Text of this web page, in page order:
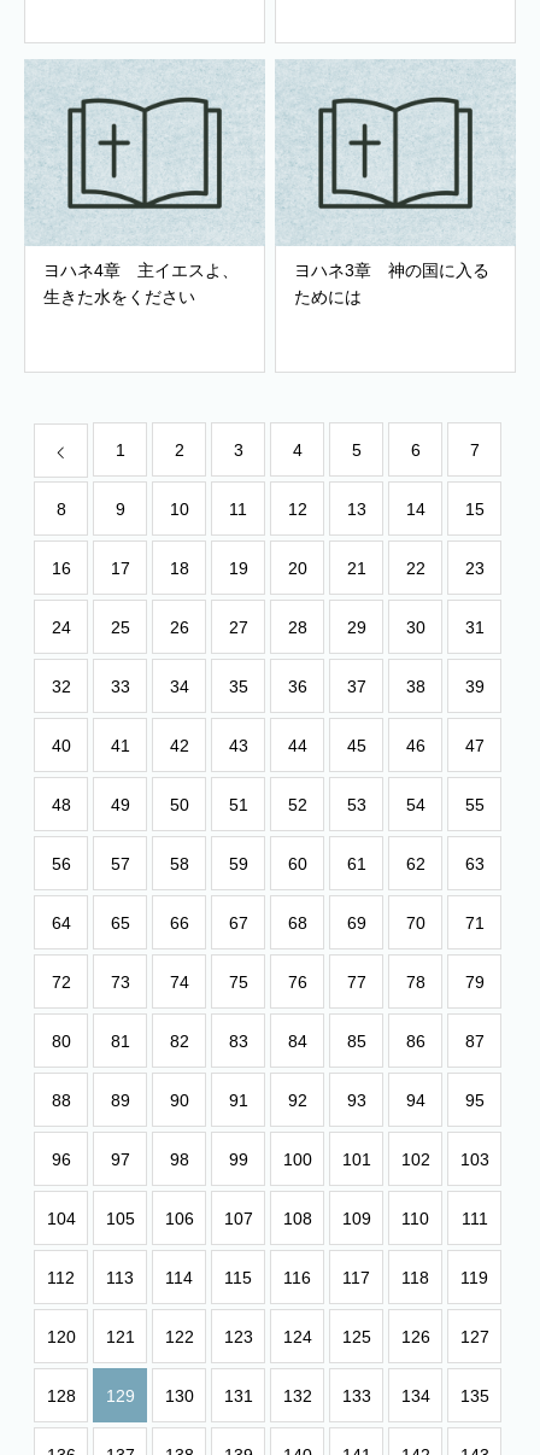
ヨハネ4章 主イエスよ、
生きた水をください
ヨハネ3章 神の国に入る
ためには
1 2 3 4 5 6 7
8 9 10 11 12 13 14 15
16 17 18 19 20 21 22 23
24 25 26 27 28 29 30 31
32 33 34 35 36 37 38 39
40 41 42 43 44 45 46 47
48 49 50 51 52 53 54 55
56 57 58 59 60 61 62 63
64 65 66 67 68 69 70 71
72 73 74 75 76 77 78 79
80 81 82 83 84 85 86 87
88 89 90 91 92 93 94 95
96 97 98 99 100 101 102 103
104 105 106 107 108 109 110 111
112 113 114 115 116 117 118 119
120 121 122 123 124 125 126 127
128 129 130 131 132 133 134 135